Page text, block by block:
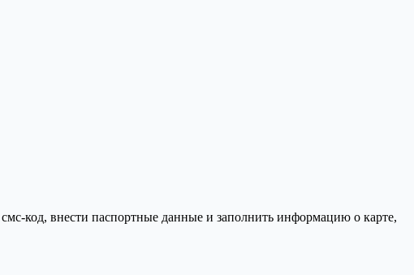
код, внести паспортные данные и заполнить информацию о карте,